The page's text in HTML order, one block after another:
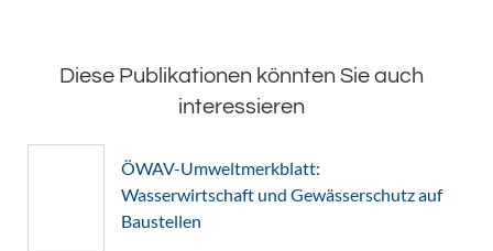
Diese Publikationen könnten Sie auch
interessieren
ÖWAV-Umweltmerkblatt:
Wasserwirtschaft und Gewässerschutz auf
Baustellen